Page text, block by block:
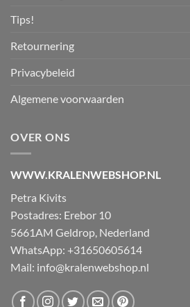
Tips!
Retournering
Privacybeleid
Algemene voorwaarden
OVER ONS
WWW.KRALENWEBSHOP.NL
Petra Kivits
Postadres: Erebor 10
5661AM Geldrop, Nederland
WhatsApp: +31650605614
Mail: info@kralenwebshop.nl